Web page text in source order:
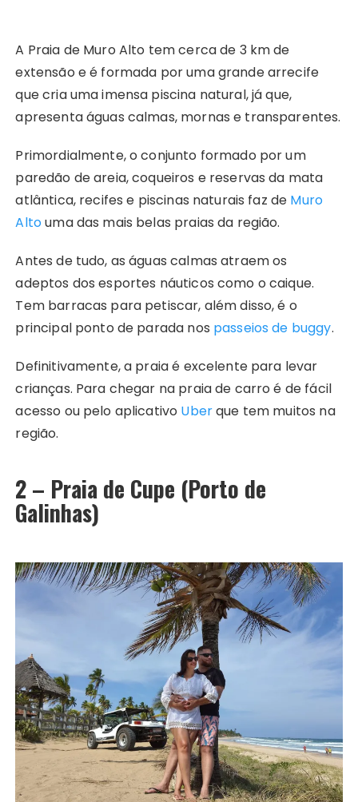
A Praia de Muro Alto tem cerca de 3 km de
extensão e é formada por uma grande arrecife
que cria uma imensa piscina natural, já que,
apresenta águas calmas, mornas e transparentes.
Primordialmente, o conjunto formado por um
paredão de areia, coqueiros e reservas da mata
atlântica, recifes e piscinas naturais faz de Muro
Altouma das mais belas praias da região.
Antes de tudo, as águas calmas atraem os
adeptos dos esportes náuticos como o caique.
Tem barracas para petiscar, além disso, é o
principal ponto de parada nos passeios de buggy.
Definitivamente, a praia é excelente para levar
crianças. Para chegar na praia de carro é de fácil
acesso ou pelo aplicativo Uberque tem muitos na
região.
2 – Praia de Cupe (Porto de
Galinhas)